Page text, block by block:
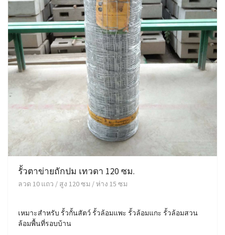
รั้วตาข่ายถักปม เทวดา 120 ซม.
ลวด 10 แถว / สูง 120 ซม / ห่าง 15 ซม
เหมาะสำหรับ รั้วกั้นสัตว์ รั้วล้อมแพะ รั้วล้อมแกะ รั้วล้อมสวน
ล้อมพื้นที่รอบบ้าน